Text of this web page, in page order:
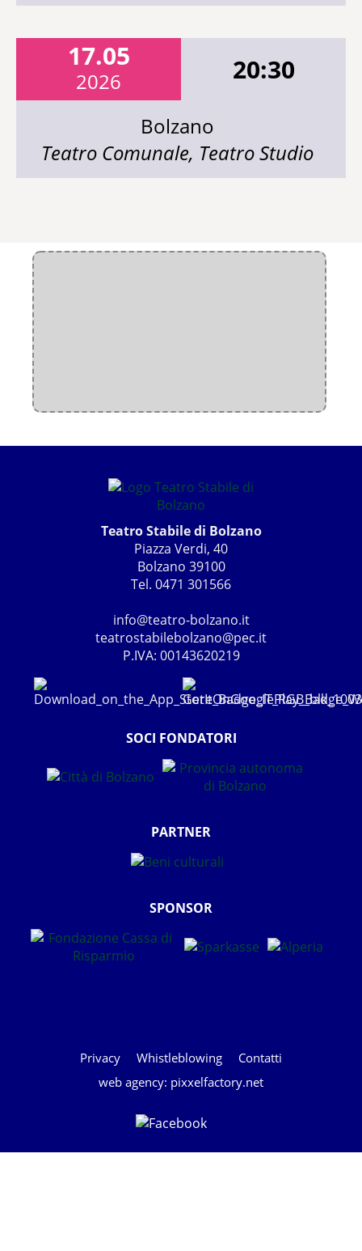
17.05
2026 20:30
Bolzano
Teatro Comunale, Teatro Studio
Teatro Stabile di Bolzano
Piazza Verdi, 40
Bolzano 39100
Tel. 0471 301566
info@teatro-bolzano.it
teatrostabilebolzano@pec.it
P.IVA: 00143620219
SOCI FONDATORI
PARTNER
SPONSOR
Privacy Whistleblowing
Contatti
web agency: pixxelfactory.net